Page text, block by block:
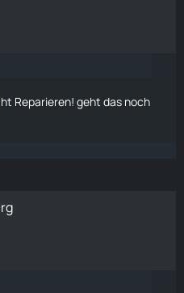
Reparieren! geht das noch